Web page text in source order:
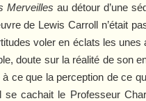
Merveilles au détour d’une
de Lewis Carroll n’était
voler en éclats les
doute sur la réalité de son
ce que la perception de ce
cachait le Professeur